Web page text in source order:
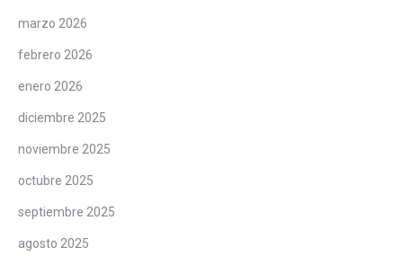
marzo 2026
febrero 2026
enero 2026
diciembre 2025
noviembre 2025
octubre 2025
septiembre 2025
agosto 2025